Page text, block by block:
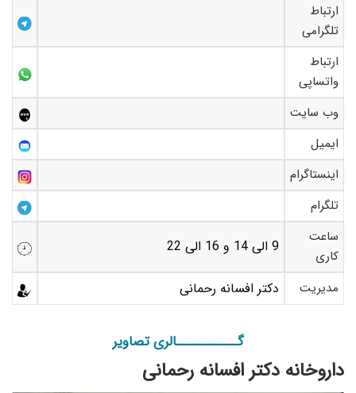
ارتباط
تلگرامی
ارتباط
واتساپی
وب سایت
ایمیل
اینستاگرام
تلگرام
ساعت
کاری
9 الی 14 و 16 الی 22
مدیریت دکتر افسانه رحمانی
گـــــــــــالری تصاویر
داروخانه دکتر افسانه رحمانی